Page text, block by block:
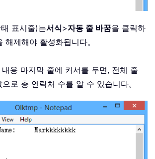
표시줄)는서식>자동 줄 바꿈을 클릭하
해제해야 활성화됩니다。
용 마지막 줄에 커서를 두면, 전체 줄
로 총 연락처 수를 알 수 있습니다。